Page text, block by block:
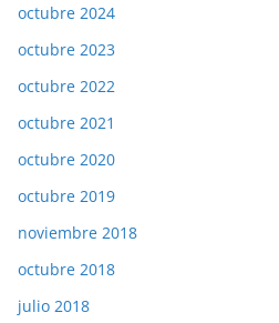
octubre 2024
octubre 2023
octubre 2022
octubre 2021
octubre 2020
octubre 2019
noviembre 2018
octubre 2018
julio 2018